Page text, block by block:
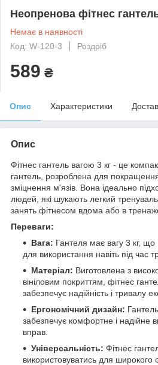
Неопренова фітнес
Немає в наявності
Код: W-120-3
Роздріб
589 ₴
Опис Характеристики
Опис
Фітнес гантель вагою 3 кг - це
гантель, розроблена для
зміцнення м'язів. Вона ідеально
людей, які шукають легкий
занять фітнесом вдома або в
Переваги:
Вага: Гантеля має вагу 3 кг,
для використання навіть під час
Матеріал: Виготовлена з
вініловим покриттям, фітнес
забезпечує надійність і тривалу
Ергономічний дизайн:
забезпечує комфортне і надійне
вправ.
Універсальність: Фітнес
використовуватись для широкого